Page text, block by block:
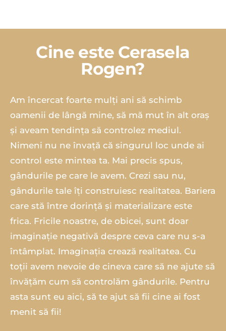
Cine este Cerasela
Rogen?
Am încercat foarte mulți ani să schimb
oamenii de lângă mine, să mă mut în alt oraș
și aveam tendința să controlez mediul.
Nimeni nu ne învață că singurul loc unde ai
control este mintea ta. Mai precis spus,
gândurile pe care le avem. Crezi sau nu,
gândurile tale îți construiesc realitatea. Bariera
care stă între dorință și materializare este
frica. Fricile noastre, de obicei, sunt doar
imaginație negativă despre ceva care nu s-a
întâmplat. Imaginația crează realitatea. Cu
toții avem nevoie de cineva care să ne ajute să
învățăm cum să controlăm gândurile. Pentru
asta sunt eu aici, să te ajut să fii cine ai fost
menit să fii!